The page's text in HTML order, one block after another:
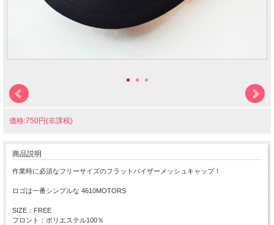
価格:750円(非課税)
商品説明
作業時に必須なフリーサイズのフラットバイザーメッシュキャップ！
ロゴは一番シンプルな 4610MOTORS
SIZE：FREE
フロント：ポリエステル100％